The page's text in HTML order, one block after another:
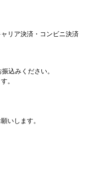
リア決済・コンビニ決済
込みください。
。
いします。